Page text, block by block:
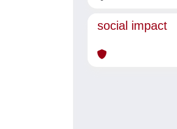
social impact